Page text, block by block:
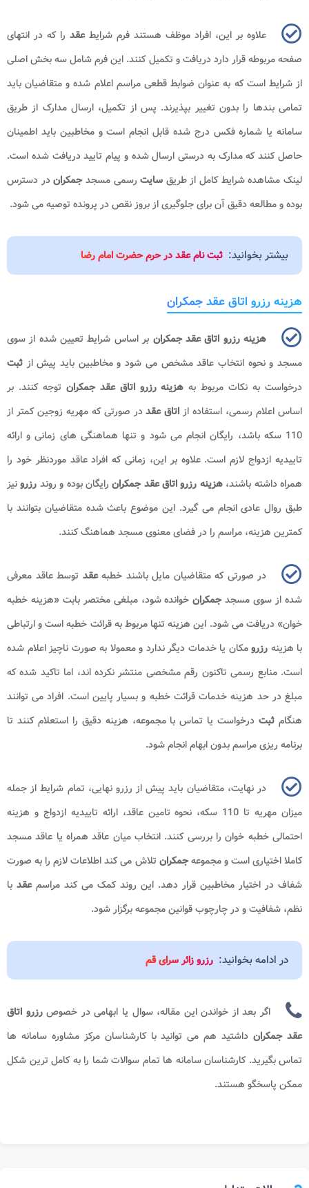
علاوه بر این، افراد موظف هستند فرم شرایطعقد را که در انتهای
صفحه مربوطه قرار دارد دریافت و تکمیل کنند. این فرم شامل سه بخش اصلی
از شرایط است که به عنوان ضوابط قطعی مراسم اعلام شده و متقاضیان باید
تمامی بندها را بدون تغییر بپذیرند. پس از تکمیل، ارسال مدارک از طریق
سامانه یا شماره فکس درج شده قابل انجام است و مخاطبین باید اطمینان
حاصل کنند که مدارک به درستی ارسال شده و پیام تایید دریافت شده است.
لینک مشاهده شرایط کامل از طریق سایت رسمی مسجدجمکراندر دسترس
بوده و مطالعه دقیق آن برای جلوگیری از بروز نقص در پرونده توصیه می شود.
بیشتر بخوانید: ثبت نام عقد در حرم حضرت امام رضا
هزینه رزرو اتاق عقد جمکران
هزینه رزرو اتاق عقد جمکران بر اساس شرایط تعیین شده از سوی
مسجد و نحوه انتخاب عاقد مشخص می شود و مخاطبین باید پیش از ثبت
درخواست به نکات مربوط به هزینه رزرو اتاق عقد جمکران توجه کنند. بر
اساس اعلام رسمی، استفاده از اتاق عقددر صورتی که مهریه زوجین کمتر از
110 سکه باشد، رایگان انجام می شود و تنها هماهنگی های زمانی و ارائه
تاییدیه ازدواج لازم است. علاوه بر این، زمانی که افراد عاقد موردنظر خود را
همراه داشته باشند،هزینه رزرو اتاق عقد جمکران رایگان بوده و روند رزرونیز
طبق روال عادی انجام می گیرد. این موضوع باعث شده متقاضیان بتوانند با
کمترین هزینه، مراسم را در فضای معنوی مسجد هماهنگ کنند.
در صورتی که متقاضیان مایل باشند خطبهعقد توسط عاقد معرفی
شده از سوی مسجدجمکران خوانده شود، مبلغی مختصر بابت «هزینه خطبه
خوان» دریافت می شود. این هزینه تنها مربوط به قرائت خطبه است و ارتباطی
با هزینه رزرومکان یا خدمات دیگر ندارد و معمولا به صورت ناچیز اعلام شده
است. منابع رسمی تاکنون رقم مشخصی منتشر نکرده اند، اما تاکید شده که
مبلغ در حد هزینه خدمات قرائت خطبه و بسیار پایین است. افراد می توانند
هنگام ثبت درخواست یا تماس با مجموعه، هزینه دقیق را استعلام کنند تا
برنامه ریزی مراسم بدون ابهام انجام شود.
در نهایت، متقاضیان باید پیش از رزرو نهایی، تمام شرایط از جمله
میزان مهریه تا 110 سکه، نحوه تامین عاقد، ارائه تاییدیه ازدواج و هزینه
احتمالی خطبه خوان را بررسی کنند. انتخاب میان عاقد همراه یا عاقد مسجد
کاملا اختیاری است و مجموعهجمکران تلاش می کند اطلاعات لازم را به صورت
شفاف در اختیار مخاطبین قرار دهد. این روند کمک می کند مراسمعقد با
نظم، شفافیت و در چارچوب قوانین مجموعه برگزار شود.
در ادامه بخوانید: رزرو زائر سرای قم
اگر بعد از خواندن این مقاله، سوال یا ابهامی در خصوصرزرو اتاق
عقد جمکرانداشتید هم می توانید با کارشناسان مرکز مشاوره سامانه ها
تماس بگیرید. کارشناسان سامانه ها تمام سوالات شما را به کامل ترین شکل
ممکن پاسخگو هستند.